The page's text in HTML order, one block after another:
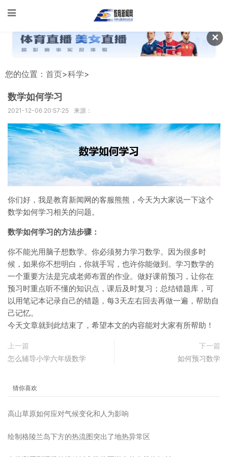
✕
您的位置： 首页>科学>
数学如何学习
2021-12-06 20:57:25 来源：
你们好，我是教育新闻网的客服熊熊，今天为大家说一下这个
数学如何学习相关的问题。
数学如何学习的方法步骤：
你不能光用脑子想数学。你必须努力学习数学。因为很多时
候，如果你不想明白，你就手写，也许你能做到。学习数学的
一个重要方法是完成老师布置的作业。做好课前预习，让你在
预习时重点听不懂的知识点，课后及时复习；总结错题库，可
以用笔记本记录自己的错题，每3天左右回去再做一遍，帮助自
己记忆。
今天文章就到此结束了，希望本文的内容能对大家有所帮助！
上一篇
怎么辅导小学六年级数学
下一篇
如何预习数学
猜你喜欢
高山草原如何应对气候变化和人为影响
绘制格陵兰岛下方的热流图突出了地热异常区